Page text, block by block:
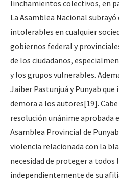
linchamientos colectivos, en
La Asamblea Nacional
intolerables en cualquier
gobiernos federal y
de los ciudadanos,
y los grupos vulnerables.
Jaiber Pastunjuá y Punyab
demora a los autores[19].
resolución unánime aprobada
Asamblea Provincial de
violencia relacionada con la
necesidad de proteger a todos
independientemente de su